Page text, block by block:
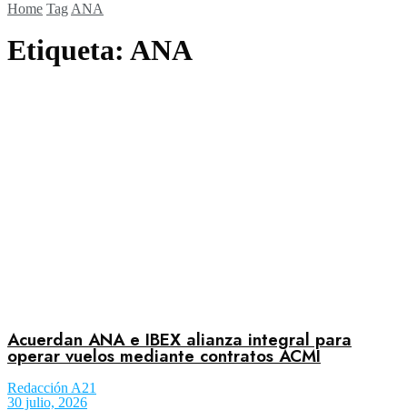
Organismos
Aeroespacial
Home Tag ANA
Etiqueta: ANA
Acuerdan ANA e IBEX alianza integral para
operar vuelos mediante contratos ACMI
Redacción A21
30 julio, 2026